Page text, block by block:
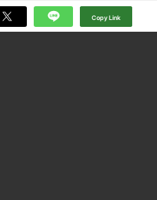
Copy Link